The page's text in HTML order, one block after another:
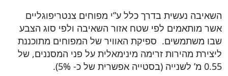
השאיבה נעשית בדרך כלל ע”י מפוחים צנטריפוגליים
אשר מותאמים לפי שטח אזור השאיבה ולפי סוג הצבע
שבו משתמשים. ספיקת האוויר של המפוחים מתוכננת
ליצירת מהירות זרימה מינימאלית על פני המסננים, של
0.55 מ’ לשנייה (בסטייה אפשרית של כ- 5%).